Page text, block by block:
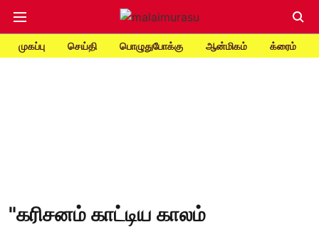
முகப்பு செய்தி பொழுதுபோக்கு ஆன்மிகம் க்ரைம்
"கரிசனம் காட்டிய காலம்